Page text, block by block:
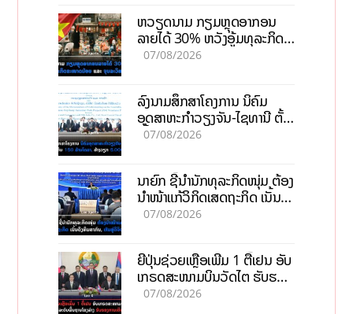
ຫວຽດນາມ ກຽມຫຼຸດອາກອນ
ລາຍໄດ້ 30% ຫວັງອູ້ມທຸລະກິດ
ຂະໜາດນ້ອຍ ແລະ ຈຸນລະ
07/08/2026
ລົງນາມສຶກສາໂຄງການ ນິຄົມ
ອຸດສາຫະກຳວຽງຈັນ-ໄຊທານີ ຕັ້ງ
ເປົ້າດຶງທຶນ 150 ລ້ານໂດລາ, ສ້າງ
07/08/2026
ນາຍົກ ຊີ້ນຳນັກທຸລະກິດໜຸ່ມ ຕ້ອງ
ນຳໜ້າແກ້ວິກິດເສດຖະກິດ ເນັ້ນດຶງ
ທຶນສາກົນ, ຫັນສູ່ດິຈິຕອນ
07/08/2026
ຍີ່ປຸ່ນຊ່ວຍເຫຼືອເພີ່ມ 1 ຕື້ເຢນ ອັບ
ເກຣດສະໜາມບິນວັດໄຕ ຮັບຮອງ
ການເຕີບໂຕ
07/08/2026